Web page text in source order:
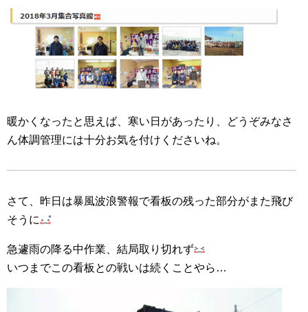
暖かくなったと思えば、寒い日があったり、どうぞみなさ
ん体調管理には十分お気を付けくださいね。
さて、昨日は暴風波浪警報で看板の残った部分がまた飛び
そうに
急遽雨の降る中作業、結局取り切れず
いつまでこの看板との戦いは続くことやら…